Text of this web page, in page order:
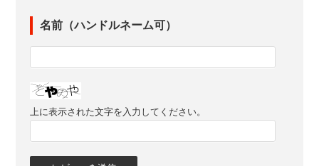
名前（ハンドルネーム可）
上に表示された文字を入力してください。